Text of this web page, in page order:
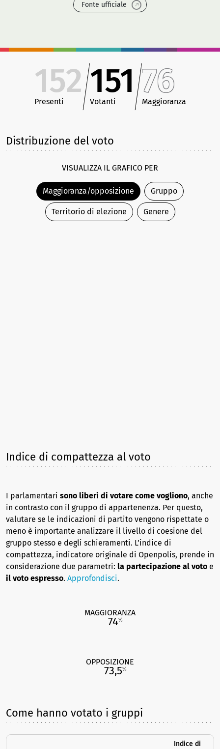
Fonte ufficiale
152
Presenti
151
Votanti
76
Maggioranza
Distribuzione del voto
VISUALIZZA IL GRAFICO PER
Maggioranza/opposizione Gruppo
Territorio di elezione Genere
Indice di compattezza al voto
I parlamentari sono liberi di votare come vogliono, anche
in contrasto con il gruppo di appartenenza. Per questo,
valutare se le indicazioni di partito vengono rispettate o
meno è importante analizzare il livello di coesione del
gruppo stesso e degli schieramenti. L’indice di
compattezza, indicatore originale di Openpolis, prende in
considerazione due parametri: la partecipazione al voto e
il voto espresso. Approfondisci.
MAGGIORANZA
74%
OPPOSIZIONE
73,5%
Come hanno votato i gruppi
Indice di